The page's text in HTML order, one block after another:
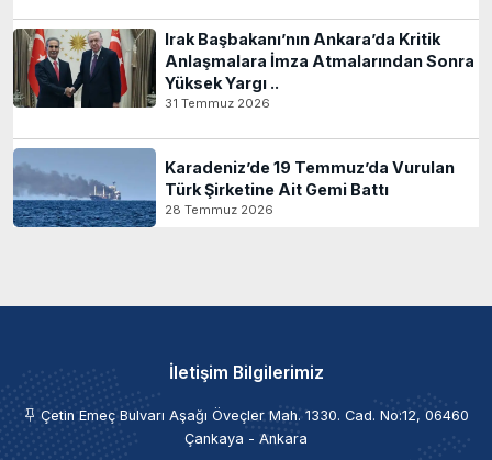
Irak Başbakanı’nın Ankara’da Kritik
Anlaşmalara İmza Atmalarından Sonra
Yüksek Yargı ..
31 Temmuz 2026
Karadeniz’de 19 Temmuz’da Vurulan
Türk Şirketine Ait Gemi Battı
28 Temmuz 2026
İletişim Bilgilerimiz
Çetin Emeç Bulvarı Aşağı Öveçler Mah. 1330. Cad. No:12, 06460
Çankaya - Ankara